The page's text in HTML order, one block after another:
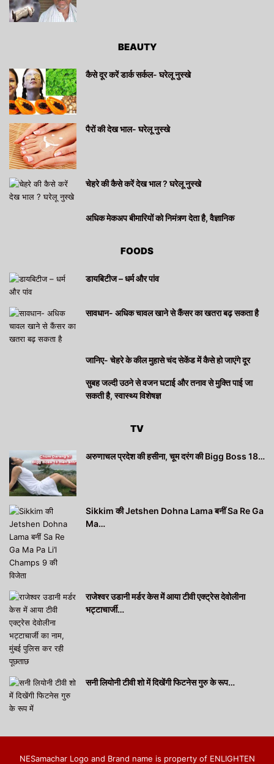
BEAUTY
कैसे दूर करें डार्क सर्कल- घरेलू नुस्खे
पैरों की देख भाल- घरेलू नुस्खे
चेहरे की कैसे करें देख भाल ? घरेलू नुस्खे
अधिक मेकअप बीमारियों को निमंत्र्ण देता है, वैज्ञानिक
FOODS
डायबिटीज – धर्म और पांव
सावधान- अधिक चावल खाने से कैंसर का खतरा बढ़ सकता है
जानिए- चेहरे के कील मुहासे चंद सेकेंड में कैसे हो जाएंगे दूर
सुबह जल्दी उठने से वजन घटाई और तनाव से मुक्ति पाई जा
सकती है, स्वास्थ्य विशेषज्ञ
TV
अरुणाचल प्रदेश की हसीना, चूम दरंग की Bigg Boss 18…
Sikkim की Jetshen Dohna Lama बनीं Sa Re Ga
Ma…
राजेश्वर उडानी मर्डर केस में आया टीवी एक्ट्रेस देवोलीना
भट्टाचार्जी…
सनी लियोनी टीवी शो में दिखेंगी फिटनेस गुरु के रूप…
NESamachar Logo and Brand name is property of ENLIGHTEN